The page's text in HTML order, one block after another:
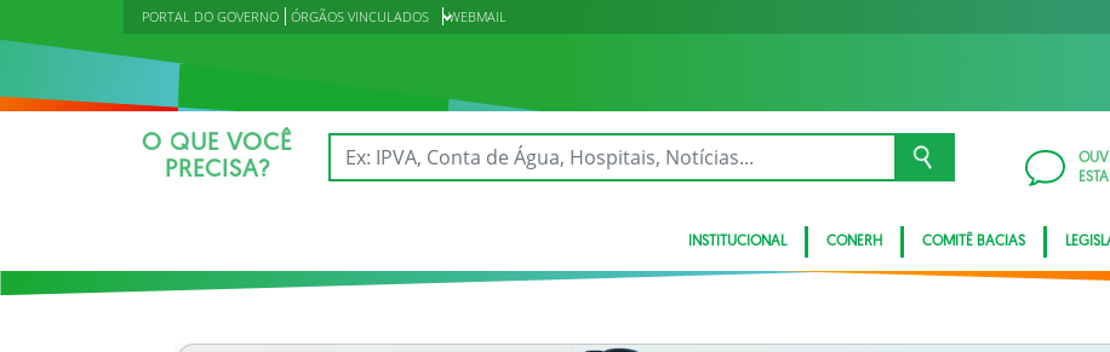
PORTAL DO GOVERNO ÓRGÃOS VINCULADOS WEBMAIL
O QUE VOCÊ
PRECISA?
INSTITUCIONAL CONERH COMITÊ BACIAS